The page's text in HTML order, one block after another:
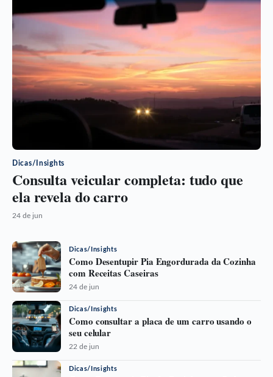
Dicas/Insights
Consulta veicular completa: tudo que
ela revela do carro
24 de jun
Dicas/Insights
Como Desentupir Pia Engordurada da Cozinha
com Receitas Caseiras
24 de jun
Dicas/Insights
Como consultar a placa de um carro usando o
seu celular
22 de jun
Dicas/Insights